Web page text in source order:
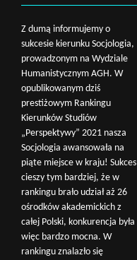
Z dumą informujemy o
sukcesie kierunku Socjologia,
prowadzonym na Wydziale
Humanistycznym AGH. W
opublikowanym dziś
prestiżowym Rankingu
Kierunków Studiów
„Perspektywy” 2021 nasza
Socjologia awansowała na
piąte miejsce w kraju! Sukces
cieszy tym bardziej, że w
rankingu brało udział aż 26
ośrodków akademickich z
całej Polski, konkurencja była
więc bardzo mocna. W
rankingu znalazło się